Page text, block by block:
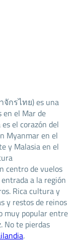
จักรไทย) es una
en el Mar de
el corazón del
Myanmar en el
y Malasia en el
centro de vuelos
a la región
Rica cultura y
y restos de reinos
muy popular entre
No te pierdas
.